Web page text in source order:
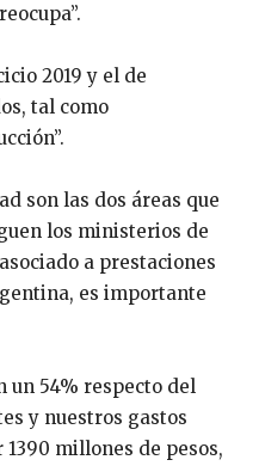
2019 y el de
tal como
son las dos áreas que
los ministerios de
a prestaciones
es importante
un 54% respecto del
y nuestros gastos
millones de pesos,